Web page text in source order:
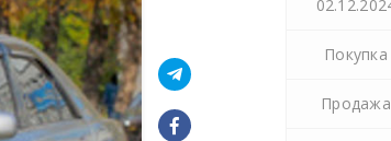
Покупка
Продажа